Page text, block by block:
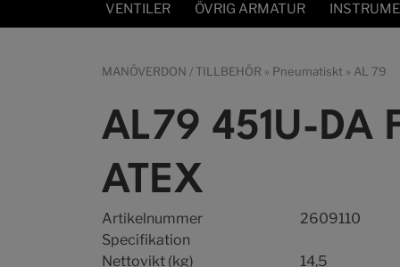
VENTILER ÖVRIG ARMATUR
MANÖVERDON / TILLBEHÖR » Pneumatiskt » AL 79
AL79 451U-DA
ATEX
Artikelnummer
2609110
Specifikation
Nettovikt (kg)
14,5